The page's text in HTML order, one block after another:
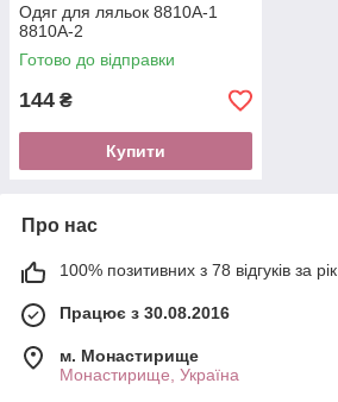
Одяг для ляльок 8810A-1
8810A-2
Готово до відправки
144 ₴
Купити
Про нас
100% позитивних з 78 відгуків за рік
Працює з 30.08.2016
м. Монастирище
Монастирище, Україна